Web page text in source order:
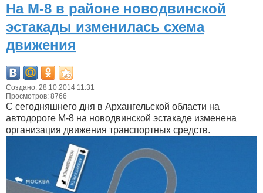
На М-8 в районе новодвинской
эстакады изменилась схема
движения
Создано: 28.10.2014 11:31
Просмотров: 8766
С сегодняшнего дня в Архангельской области на
автодороге М-8 на новодвинской эстакаде изменена
организация движения транспортных средств.